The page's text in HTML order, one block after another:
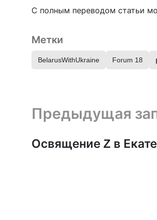
С полным переводом статьи
Метки
BelarusWithUkraine Forum 18
Предыдущая запись и
Предыдущая
Освящение Z в